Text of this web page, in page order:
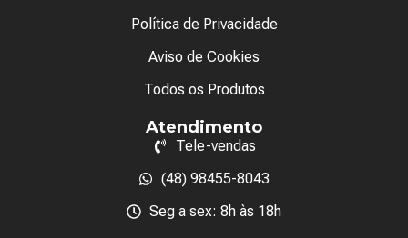
Política de Privacidade
Aviso de Cookies
Todos os Produtos
Atendimento
Tele-vendas
(48) 98455-8043
Seg a sex: 8h às 18h